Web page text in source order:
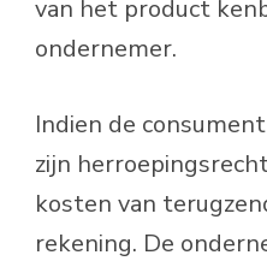
van het product
ondernemer.
Indien de
zijn
kosten van
rekening. De